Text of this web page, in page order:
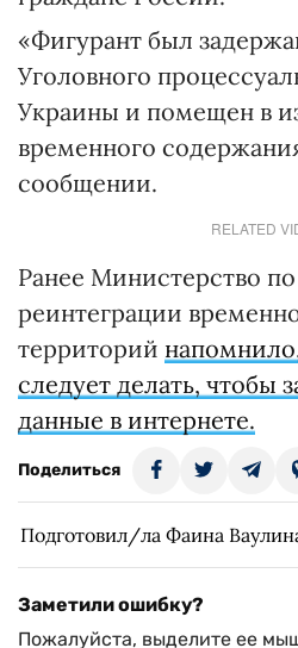
«Фигурант был
Уголовного
Украины и помещен в
временного
сообщении.
RELATED
Ранее Министерство
реинтеграции
территорий
следует делать, чтобы
данные в интернете.
Поделиться
Подготовил/ла Фаина
Заметили ошибку?
Пожалуйста, выделите ее